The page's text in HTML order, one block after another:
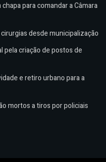
para comandar a Câmara
desde municipalização
pela criação de postos de
e retiro urbano para a
mortos a tiros por policiais